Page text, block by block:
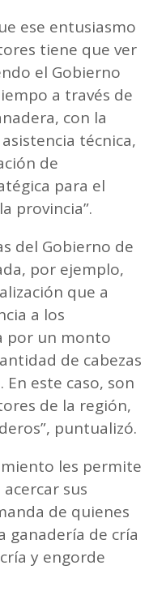
ese entusiasmo
tiene que ver
el Gobierno
a través de
con la
técnica,
de
para el
provincia”.
del Gobierno de
por ejemplo,
que a
a los
por un monto
de cabezas
este caso, son
de la región,
puntualizó.
les permite
sus
de quienes
ganadería de cría
y engorde